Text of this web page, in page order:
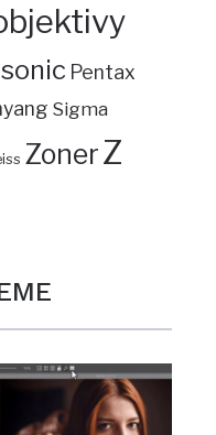
Pentax
Sigma
ZonerZ